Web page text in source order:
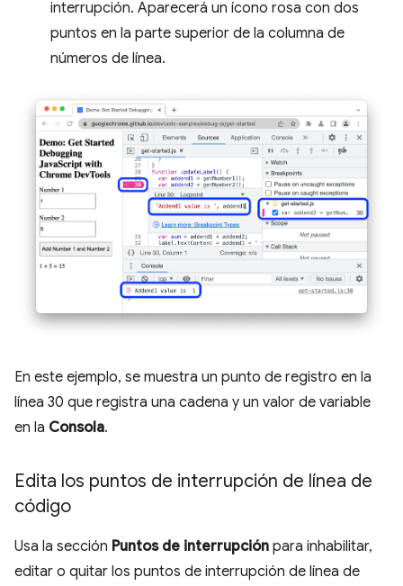
interrupción. Aparecerá un ícono rosa con dos
puntos en la parte superior de la columna de
números de línea.
En este ejemplo, se muestra un punto de registro en la
línea 30 que registra una cadena y un valor de variable
en la Consola.
Edita los puntos de interrupción de línea de
código
Usa la sección Puntos de interrupción para inhabilitar,
editar o quitar los puntos de interrupción de línea de